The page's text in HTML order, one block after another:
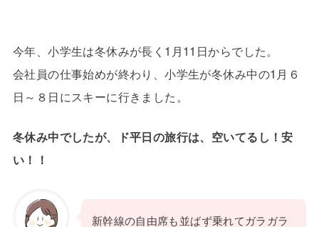
今年、小学生は冬休みが長く1月11日からでした。
会社員の仕事始めが終わり、小学生が冬休み中の1月６
日～８日にスキーに行きました。
冬休み中でしたが、ド平日の旅行は、空いてるし！安
い！！
新幹線の自由席も並ばず乗れてガラガラ